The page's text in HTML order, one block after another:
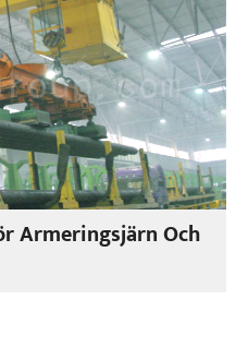
Armeringsjärn Och